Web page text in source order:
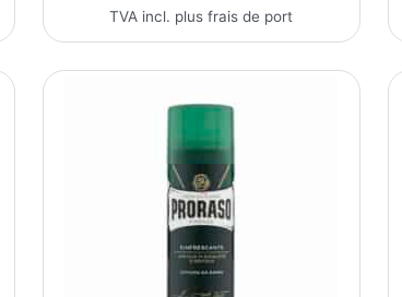
TVA incl. plusfrais de port